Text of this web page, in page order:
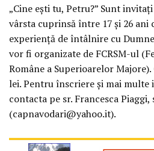
„Cine eşti tu, Petru?” Sunt
vârsta cuprinsă între 17 şi 26 ani
experienţă de întâlnire cu
vor fi organizate de FCRSM-ul
Române a Superioarelor
lei. Pentru înscriere şi mai
contacta pe sr. Francesca Piaggi,
(capnavodari@yahoo.it).